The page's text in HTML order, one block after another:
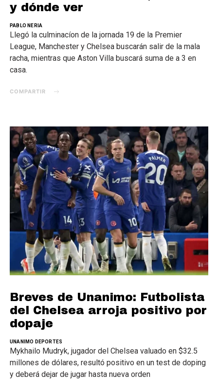
y dónde ver
PABLO NERIA
Llegó la culminacíon de la jornada 19 de la Premier
League, Manchester y Chelsea buscarán salir de la mala
racha, mientras que Aston Villa buscará suma de a 3 en
casa.
COMPARTIR
Breves de Unanimo: Futbolista
del Chelsea arroja positivo por
dopaje
UNANIMO DEPORTES
Mykhailo Mudryk, jugador del Chelsea valuado en $32.5
millones de dólares, resultó positivo en un test de doping
y deberá dejar de jugar hasta nueva orden